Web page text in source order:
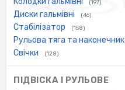
(197)
Диски гальмівні (46)
Стабілізатор (158)
Рульова тяга та наконечник
Свічки (128)
ПІДВІСКА І РУЛЬОВЕ